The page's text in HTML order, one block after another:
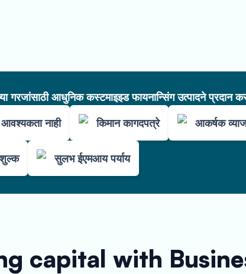
गरजांसाठी आधुनिक कस्टमाइझ्ड फायनान्सिंग उत्पादने प्रदान
आवश्यकता नाही
किमान कागदपत्रे आकर्षक
शुल्क सुलभ ईएमआय पर्याय
capital with